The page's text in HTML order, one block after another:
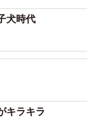
犬時代
キラキラ